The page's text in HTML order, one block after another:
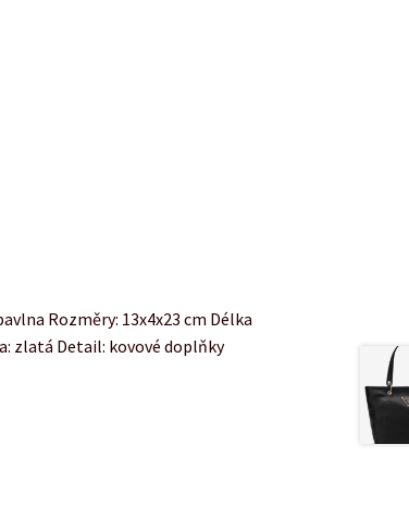
Rozměry: 13x4x23 cm Délka
zlatá Detail: kovové doplňky